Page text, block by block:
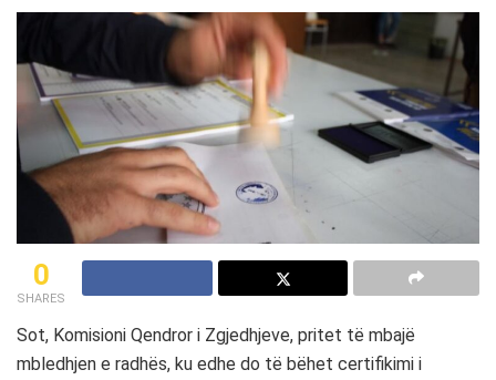
0
SHARES
Sot, Komisioni Qendror i Zgjedhjeve, pritet të mbajë
mbledhjen e radhës, ku edhe do të bëhet certifikimi i